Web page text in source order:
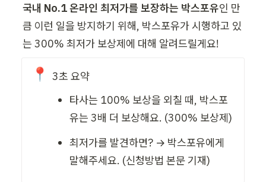
국내 No.1 온라인 최저가를 보장하는 박스포유인 만
큼 이런 일을 방지하기 위해, 박스포유가 시행하고 있
는 300% 최저가 보상제에 대해 알려드릴게요!
📍
3초 요약
타사는 100% 보상을 외칠 때, 박스포
최저가를 발견하면? → 박스포유에게
말해주세요. (신청방법 본문 기재)